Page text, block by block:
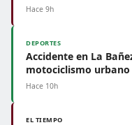
Hace 9h
DEPORTES
Accidente en La
motociclismo urbano
Hace 10h
EL TIEMPO